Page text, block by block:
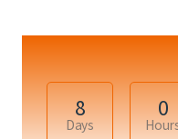
8
Days
0